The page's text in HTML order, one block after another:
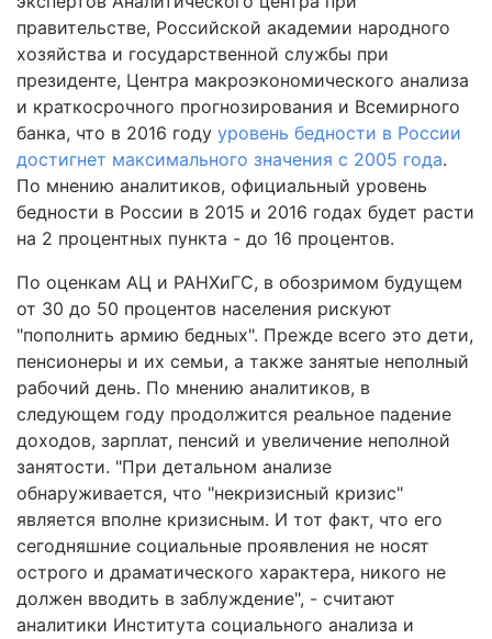
правительстве, Российской академии народного
хозяйства и государственной службы при
президенте, Центра макроэкономического анализа
и краткосрочного прогнозирования и Всемирного
банка, что в 2016 году уровень бедности в России
достигнет максимального значения с 2005 года.
По мнению аналитиков, официальный уровень
бедности в России в 2015 и 2016 годах будет расти
на 2 процентных пункта - до 16 процентов.
По оценкам АЦ и РАНХиГС, в обозримом будущем
от 30 до 50 процентов населения рискуют
"пополнить армию бедных". Прежде всего это дети,
пенсионеры и их семьи, а также занятые неполный
рабочий день. По мнению аналитиков, в
следующем году продолжится реальное падение
доходов, зарплат, пенсий и увеличение неполной
занятости. "При детальном анализе
обнаруживается, что "некризисный кризис"
является вполне кризисным. И тот факт, что его
сегодняшние социальные проявления не носят
острого и драматического характера, никого не
должен вводить в заблуждение", - считают
аналитики Института социального анализа и